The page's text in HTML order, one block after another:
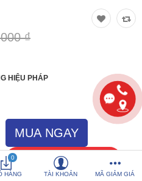
0
HÀNG TÀI KHOẢN MÃ GIẢM GIÁ
₫
HIỆU PHÁP